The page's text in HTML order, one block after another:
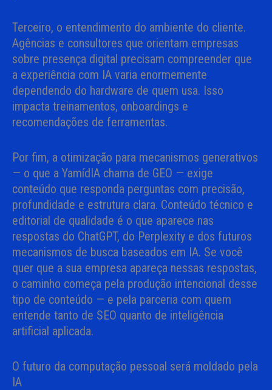
Terceiro, o entendimento do ambiente do cliente.
Agências e consultores que orientam empresas
sobre presença digital precisam compreender que
a experiência com IA varia enormemente
dependendo do hardware de quem usa. Isso
impacta treinamentos, onboardings e
recomendações de ferramentas.
Por fim, a otimização para mecanismos generativos
— o que a YamídIA chama de GEO — exige
conteúdo que responda perguntas com precisão,
profundidade e estrutura clara. Conteúdo técnico e
editorial de qualidade é o que aparece nas
respostas do ChatGPT, do Perplexity e dos futuros
mecanismos de busca baseados em IA. Se você
quer que a sua empresa apareça nessas respostas,
o caminho começa pela produção intencional desse
tipo de conteúdo — e pela parceria com quem
entende tanto de SEO quanto de inteligência
artificial aplicada.
O futuro da computação pessoal será moldado pela
IA